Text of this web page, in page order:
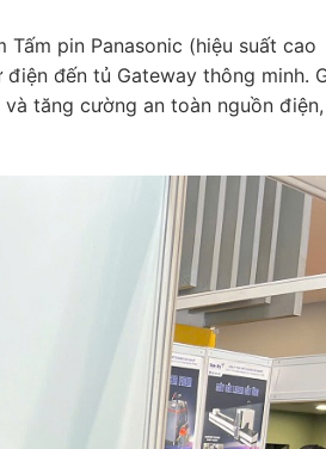
pin Panasonic (hiệu suất cao
đến tủ Gateway thông minh.
tăng cường an toàn nguồn điện,